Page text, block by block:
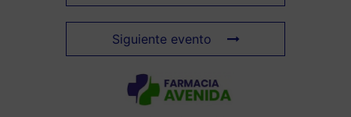
Siguiente evento